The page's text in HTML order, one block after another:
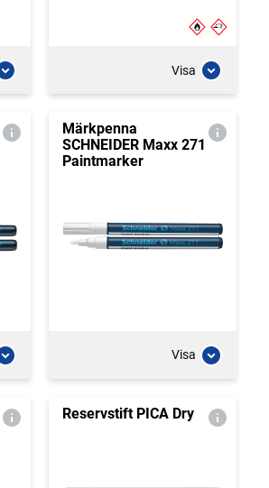
Visa
Märkpenna
SCHNEIDER Maxx 271
Paintmarker
Visa
Reservstift PICA Dry